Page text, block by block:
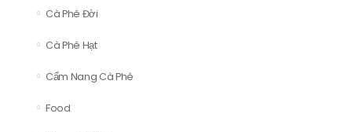
Cà Phê Đời
Cà Phê Hạt
Cẩm Nang Cà Phê
Food